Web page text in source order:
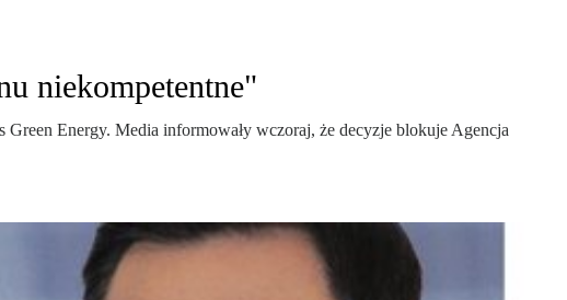
niekompetentne"
Energy. Media informowały wczoraj, że decyzje blokuje Agencja